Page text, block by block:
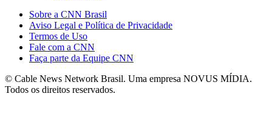
Sobre a CNN Brasil
Aviso Legal e Política de Privacidade
Termos de Uso
Fale com a CNN
Faça parte da Equipe CNN
© Cable News Network Brasil. Uma empresa NOVUS MÍDIA.
Todos os direitos reservados.